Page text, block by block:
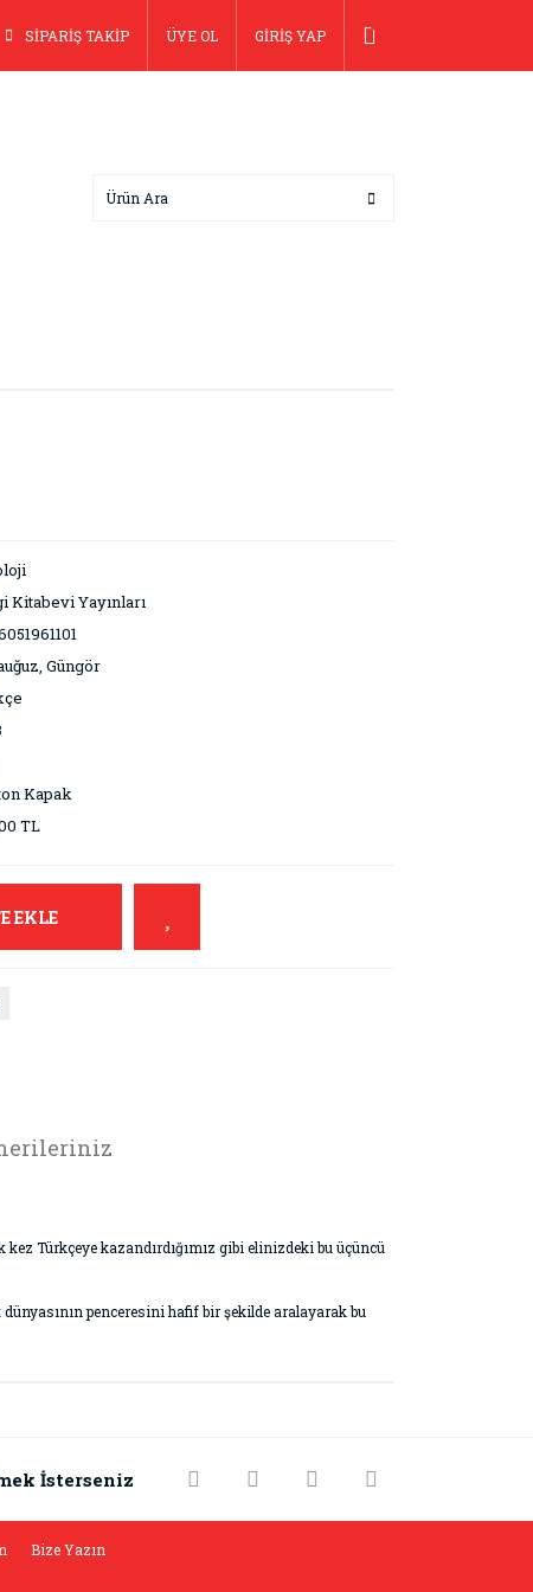
SİPARİŞ TAKİP ÜYE OL GİRİŞ YAP
Kitabevi Yayınları
Güngör
Kapak
TL
EKLE
Türkçeye kazandırdığımız gibi elinizdeki bu üçüncü
penceresini hafif bir şekilde aralayarak bu
İsterseniz
Bize Yazın